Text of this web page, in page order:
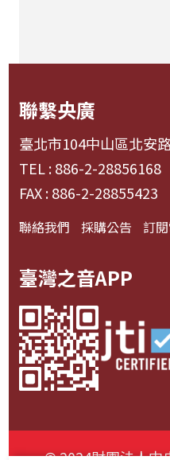
聯繫央廣
臺北市104中山區北安
TEL : 886-2-28856168
FAX : 886-2-28855423
聯絡我們 採購公告 訂
臺灣之音APP